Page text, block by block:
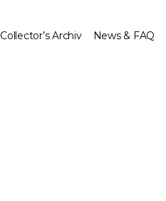
Collector’s Archiv News & FAQ